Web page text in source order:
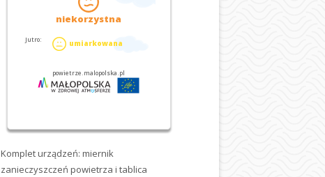
Komplet urządzeń: miernik
zanieczyszczeń powietrza i tablica